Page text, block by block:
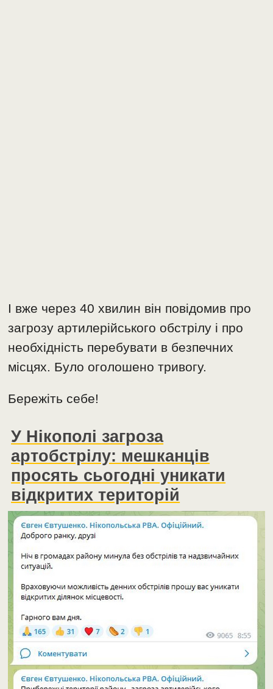
І вже через 40 хвилин він повідомив про
загрозу артилерійського обстрілу і про
необхідність перебувати в безпечних
місцях. Було оголошено тривогу.
Бережіть себе!
У Нікополі загроза
артобстрілу: мешканців
просять сьогодні уникати
відкритих територій